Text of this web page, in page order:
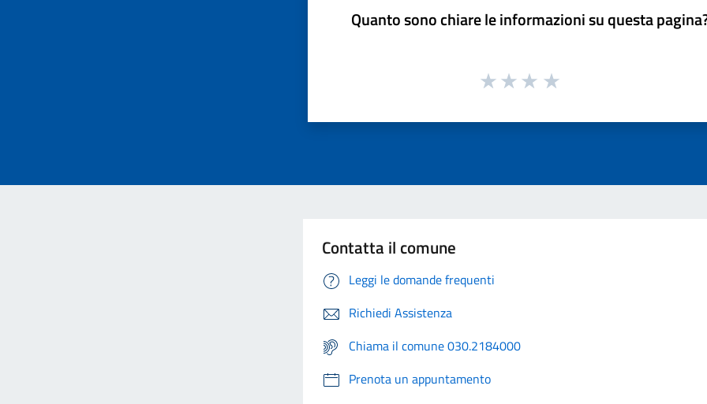
Quanto sono chiare le informazioni su questa
Contatta il comune
Leggi le domande frequenti
Richiedi Assistenza
Chiama il comune 030.2184000
Prenota un appuntamento